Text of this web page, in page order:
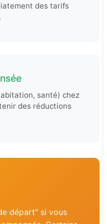
des tarifs
santé) chez
des réductions
départ" si vous